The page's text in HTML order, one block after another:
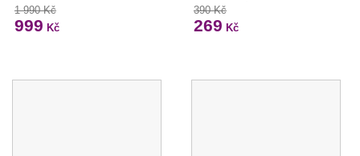
1 990 Kč
999 Kč
390 Kč
269 Kč